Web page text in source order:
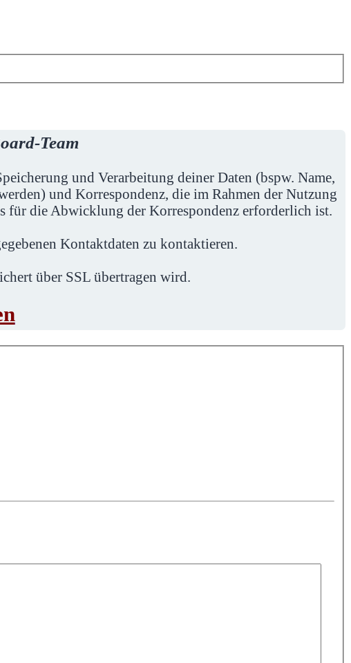
Team
und Verarbeitung deiner Daten (bspw. Name,
und Korrespondenz, die im Rahmen der Nutzung
für die Abwicklung der Korrespondenz erforderlich ist.
Kontaktdaten zu kontaktieren.
über SSL übertragen wird.